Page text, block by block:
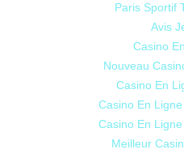
Paris Sportif
Avis
Casino
Nouveau
Casino En
Casino En
Casino En
Meilleur